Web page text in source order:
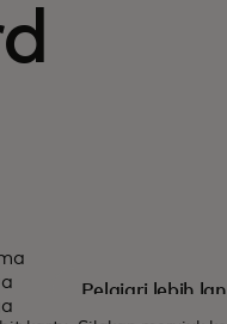
Untuk
Pelajari lebih